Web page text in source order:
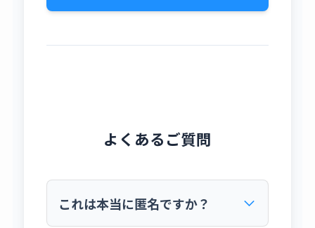
よくあるご質問
これは本当に匿名ですか？